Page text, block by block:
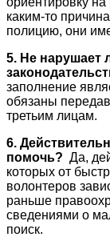
каким-то
полицию, они
5. Не нарушает
заполнение
обязаны
третьим лицам.
6.
помочь? Да,
которых от
волонтеров
раньше
сведениями о
поиск.